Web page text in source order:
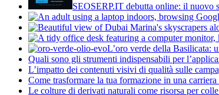
SEOSERP.IT debutta online: il nuovo
L’oro verde della Basilicata:
Quali sono gli strumenti indispensabili per
L’impatto dei contenuti visivi di qualità sulle
Come trasformare la tua formazione in una carriera
Le colture di derivati naturali come risorsa per